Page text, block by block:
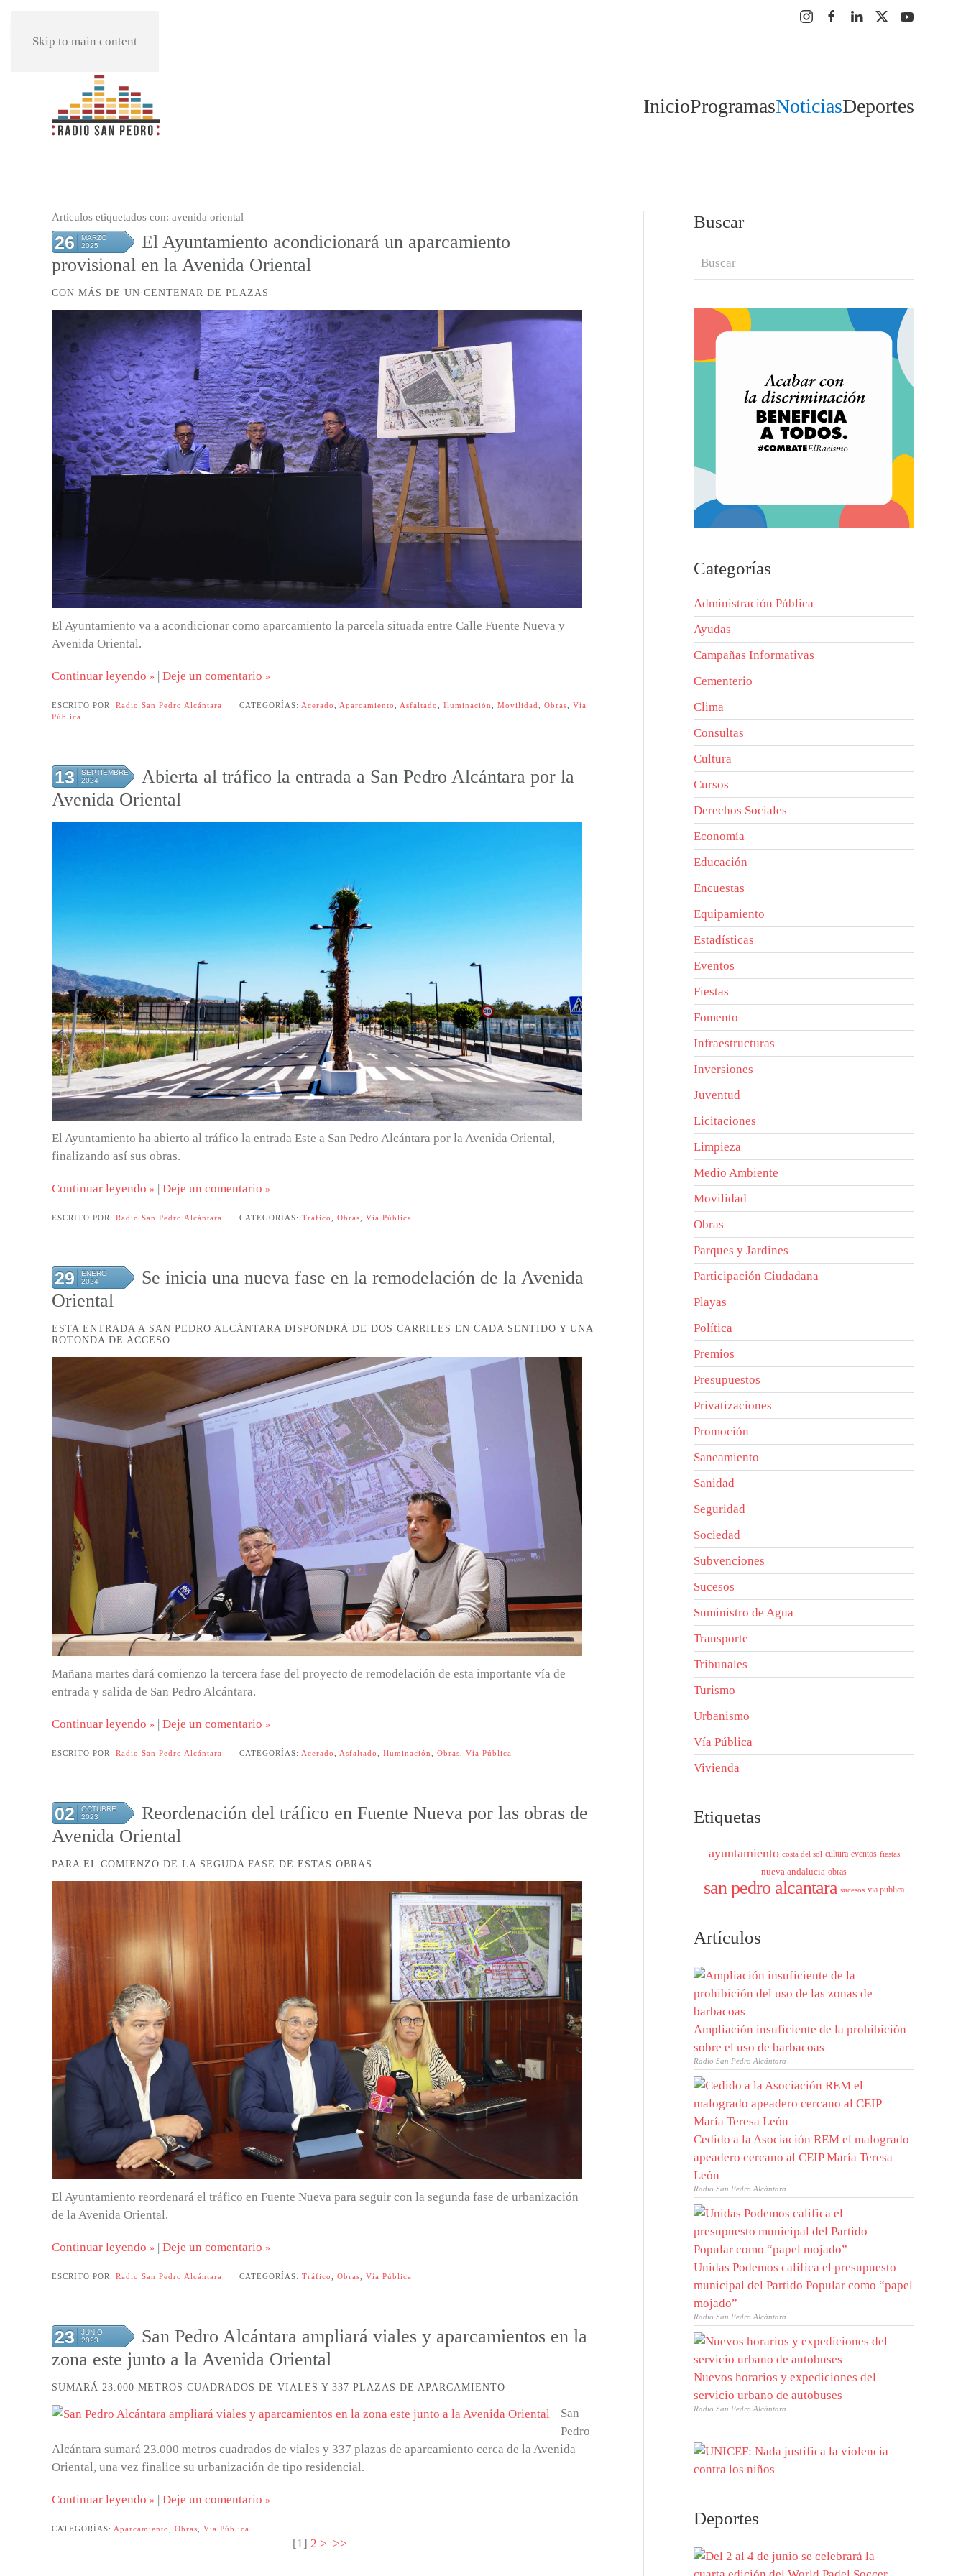
Skip to main content
InicioProgramasNoticiasDeportes
Artículos etiquetados con: avenida oriental
26
MARZO
2025
El Ayuntamiento acondicionará un aparcamiento
provisional en la Avenida Oriental
CON MÁS DE UN CENTENAR DE PLAZAS
El Ayuntamiento va a acondicionar como aparcamiento la parcela situada entre Calle Fuente Nueva y
Avenida Oriental.
Continuar leyendo | Deje un comentario
ESCRITO POR: Radio San Pedro Alcántara CATEGORÍAS: Acerado Aparcamiento Asfaltado Iluminación Movilidad Obras
Vía
Pública
13
SEPTIEMBRE
2024
Abierta al tráfico la entrada a San Pedro Alcántara por la
Avenida Oriental
El Ayuntamiento ha abierto al tráfico la entrada Este a San Pedro Alcántara por la Avenida Oriental,
finalizando así sus obras.
Continuar leyendo Deje un comentario
ESCRITO POR: Radio San Pedro Alcántara CATEGORÍAS: Tráfico Obras Vía Pública
29
ENERO
2024
Se inicia una nueva fase en la remodelación de la Avenida
Oriental
ESTA ENTRADA A SAN PEDRO ALCÁNTARA DISPONDRÁ DE DOS CARRILES EN CADA SENTIDO Y UNA
ROTONDA DE ACCESO
Mañana martes dará comienzo la tercera fase del proyecto de remodelación de esta importante vía de
entrada y salida de San Pedro Alcántara.
Continuar leyendo | Deje un comentario
ESCRITO POR: Radio San Pedro Alcántara CATEGORÍAS: Acerado Asfaltado Iluminación Obras Vía Pública
02
OCTUBRE
2023
Reordenación del tráfico en Fuente Nueva por las obras de
Avenida Oriental
PARA EL COMIENZO DE LA SEGUDA FASE DE ESTAS OBRAS
El Ayuntamiento reordenará el tráfico en Fuente Nueva para seguir con la segunda fase de urbanización
de la Avenida Oriental.
Continuar leyendo | Deje un comentario
ESCRITO POR: Radio San Pedro Alcántara CATEGORÍAS: Tráfico Obras Vía Pública
23
JUNIO
2023
San Pedro Alcántara ampliará viales y aparcamientos en la
zona este junto a la Avenida Oriental
SUMARÁ 23.000 METROS CUADRADOS DE VIALES Y 337 PLAZAS DE APARCAMIENTO
San
Pedro
Alcántara sumará 23.000 metros cuadrados de viales y 337 plazas de aparcamiento cerca de la Avenida
Oriental, una vez finalice su urbanización de tipo residencial.
Continuar leyendo | Deje un comentario
CATEGORÍAS: Aparcamiento Obras Vía Pública
[1] 2 > >>
Buscar
Categorías
Administración Pública
Ayudas
Campañas Informativas
Cementerio
Clima
Consultas
Cultura
Cursos
Derechos Sociales
Economía
Educación
Encuestas
Equipamiento
Estadísticas
Eventos
Fiestas
Fomento
Infraestructuras
Inversiones
Juventud
Licitaciones
Limpieza
Medio Ambiente
Movilidad
Obras
Parques y Jardines
Participación Ciudadana
Playas
Política
Premios
Presupuestos
Privatizaciones
Promoción
Saneamiento
Sanidad
Seguridad
Sociedad
Subvenciones
Sucesos
Suministro de Agua
Transporte
Tribunales
Turismo
Urbanismo
Vía Pública
Vivienda
Etiquetas
ayuntamiento costa del sol cultura eventos fiestas
nueva andalucia obras
san pedro alcantara sucesos via publica
Artículos
Ampliación insuficiente de la prohibición
sobre el uso de barbacoas
Radio San Pedro Alcántara
Cedido a la Asociación REM el malogrado
apeadero cercano al CEIP María Teresa
León
Radio San Pedro Alcántara
Unidas Podemos califica el presupuesto
municipal del Partido Popular como “papel
mojado”
Radio San Pedro Alcántara
Nuevos horarios y expediciones del
servicio urbano de autobuses
Radio San Pedro Alcántara
Deportes